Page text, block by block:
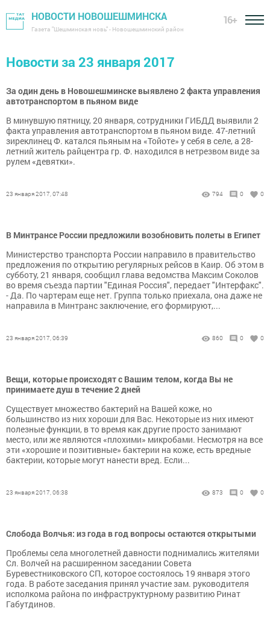
НОВОСТИ НОВОШЕШМИНСКА
Газета "Шешминская новь" - Новошешминский район
16+
Новости за 23 января 2017
За один день в Новошешминске выявлено 2 факта управления
автотранспортом в пьяном виде
В минувшую пятницу, 20 января, сотрудники ГИБДД выявили 2
факта управления автотранспортом в пьяном виде. 47-летний
зиреклинец Ф. катался пьяным на «Тойоте» у себя в селе, а 28-
летний житель райцентра гр. Ф. находился в нетрезвом виде за
рулем «девятки».
23 января 2017, 07:48 794 0 0
В Минтрансе России предложили возобновить полеты в Египет
Министерство транспорта России направило в правительство
предложения по открытию регулярных рейсов в Каир. Об этом в
субботу, 21 января, сообщил глава ведомства Максим Соколов
во время съезда партии "Единая Россия", передает "Интерфакс".
- Да. По чартерам еще нет. Группа только приехала, она даже не
направила в Минтранс заключение, его формируют,...
23 января 2017, 06:39 860 0 0
Вещи, которые происходят с Вашим телом, когда Вы не
принимаете душ в течение 2 дней
Существует множество бактерий на Вашей коже, но
большинство из них хороши для Вас. Некоторые из них имеют
полезные функции, в то время как другие просто занимают
место, или же являются «плохими» микробами. Несмотря на все
эти «хорошие и позитивные» бактерии на коже, есть вредные
бактерии, которые могут нанести вред. Если...
23 января 2017, 06:38 873 0 0
Слобода Волчья: из года в год вопросы остаются открытыми
Проблемы села многолетней давности поднимались жителями
Сл. Волчей на расширенном заседании Совета
Буревестниковского СП, которое состоялось 19 января этого
года. В работе заседания принял участие зам. руководителя
исполкома района по инфраструктурному развитию Ринат
Габутдинов.